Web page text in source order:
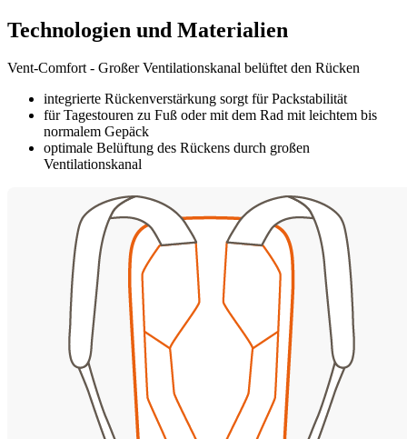
Technologien und Materialien
Vent-Comfort - Großer Ventilationskanal belüftet den Rücken
integrierte Rückenverstärkung sorgt für Packstabilität
für Tagestouren zu Fuß oder mit dem Rad mit leichtem bis
normalem Gepäck
optimale Belüftung des Rückens durch großen
Ventilationskanal